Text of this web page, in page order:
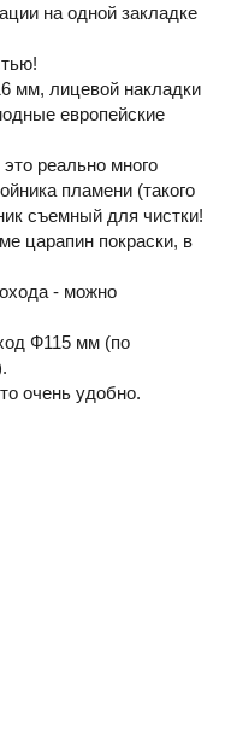
на одной закладке
мм, лицевой накладки
европейские
реально много
пламени (такого
съемный для чистки!
царапин покраски, в
- можно
Ф115 мм (по
очень удобно.